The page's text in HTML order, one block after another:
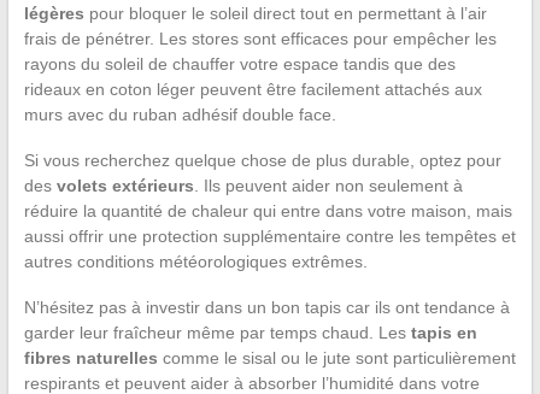
légères pour bloquer le soleil direct tout en permettant à l’air
frais de pénétrer. Les stores sont efficaces pour empêcher les
rayons du soleil de chauffer votre espace tandis que des
rideaux en coton léger peuvent être facilement attachés aux
murs avec du ruban adhésif double face.
Si vous recherchez quelque chose de plus durable, optez pour
des volets extérieurs . Ils peuvent aider non seulement à
réduire la quantité de chaleur qui entre dans votre maison, mais
aussi offrir une protection supplémentaire contre les tempêtes et
autres conditions météorologiques extrêmes.
N’hésitez pas à investir dans un bon tapis car ils ont tendance à
garder leur fraîcheur même par temps chaud. Les tapis en
fibres naturelles comme le sisal ou le jute sont particulièrement
respirants et peuvent aider à absorber l’humidité dans votre